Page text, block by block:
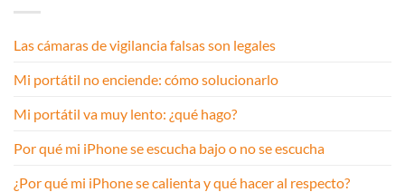
Las cámaras de vigilancia falsas son legales
Mi portátil no enciende: cómo solucionarlo
Mi portátil va muy lento: ¿qué hago?
Por qué mi iPhone se escucha bajo o no se escucha
¿Por qué mi iPhone se calienta y qué hacer al respecto?